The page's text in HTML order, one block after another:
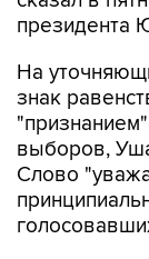
президента
На
знак
выборов,
Слово